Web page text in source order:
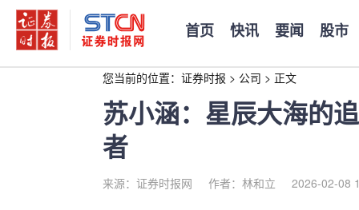
首页 快讯 要闻 股市
您当前的位置： 证券时报 > 公司 > 正文
苏小涵：星辰大海的
者
来源：证券时报网 作者：林和立 2026-02-08